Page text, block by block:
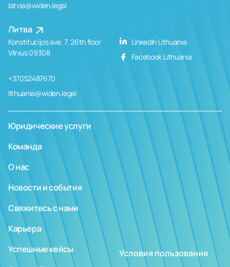
latvia@widen.legal
Литва
Konstitucijos ave. 7, 26th floor
Vilnius 09308
+37052487670
lithuania@widen.legal
LinkedIn Lithuania
Facebook Lithuania
Юридические услуги
Команда
О нас
Новости и события
Свяжитесь с нами
Карьера
Успешные кейсы
Условия пользования